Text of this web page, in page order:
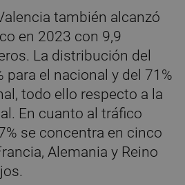
también alcanzó
en 2023 con 9,9
La distribución del
para el nacional y del 71%
todo ello respecto a la
En cuanto al tráfico
se concentra en cinco
Alemania y Reino